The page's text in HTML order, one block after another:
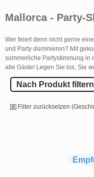
Mallorca - Party-
Wer feiert denn nicht gerne
und Party dominieren? Mit
sommerliche Partystimmung in
alle Gäste! Legen Sie los, Sie
Nach Produkt filtern
Filter zurücksetzen